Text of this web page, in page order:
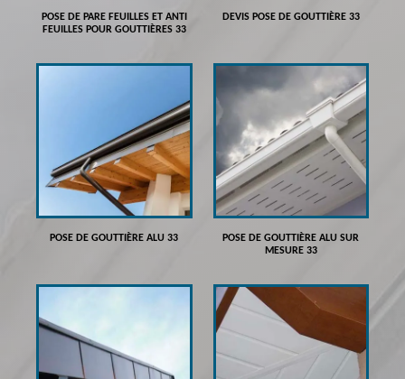
POSE DE PARE FEUILLES ET ANTI
FEUILLES POUR GOUTTIÈRES 33
DEVIS POSE DE GOUTTIÈRE 33
POSE DE GOUTTIÈRE ALU 33
POSE DE GOUTTIÈRE ALU SUR
MESURE 33